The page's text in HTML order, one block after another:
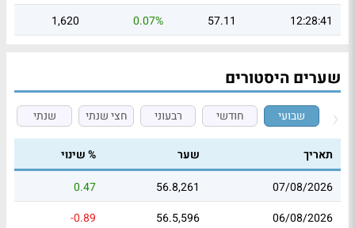
12:28:41
57.11
0.07%
1,620
שערים היסטורים
שבועי חודשי רבעוני חצי שנתי שנתי
תאריך שער
% שינוי
07/08/2026
56.8,261
0.47
06/08/2026
56.5,596
-0.89